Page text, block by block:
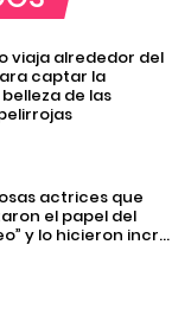
viaja alrededor del
captar la
de las
actrices que
el papel del
y lo hicieron incr...